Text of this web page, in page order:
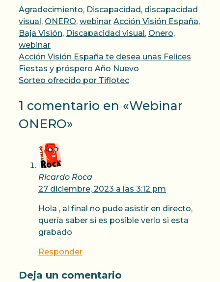
Categorías
Agradecimiento, Discapacidad, discapacidad
visual, ONERO, webinar Etiquetas
Acción Visión España,
Baja Visión, Discapacidad visual, Onero,
webinar
Acción Visión España te desea unas Felices
Fiestas y próspero Año Nuevo
Sorteo ofrecido por Tiflotec
1 comentario en «Webinar
ONERO»
Ricardo Roca
27 diciembre, 2023 a las 3:12 pm
Hola , al final no pude asistir en directo,
quería saber si es posible verlo si esta
grabado
Responder
Deja un comentario